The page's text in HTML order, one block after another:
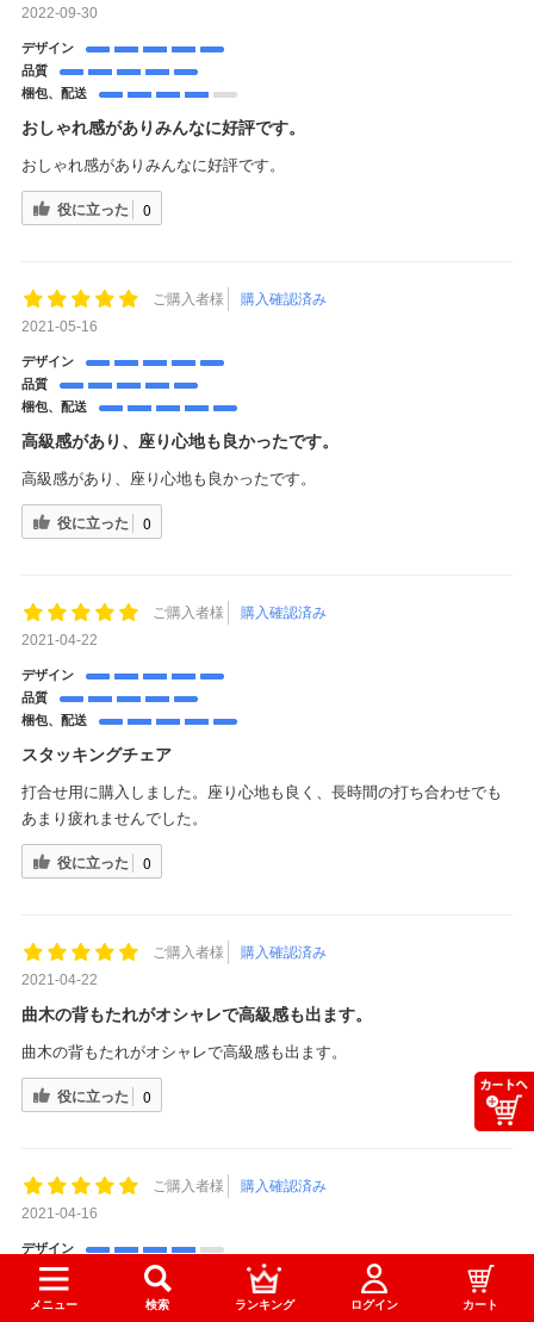
2022-09-30
デザイン
品質
梱包、配送
おしゃれ感がありみんなに好評です。
おしゃれ感がありみんなに好評です。
役に立った 0
ご購入者様
購入確認済み
2021-05-16
デザイン
品質
梱包、配送
高級感があり、座り心地も良かったです。
高級感があり、座り心地も良かったです。
役に立った 0
ご購入者様
購入確認済み
2021-04-22
デザイン
品質
梱包、配送
スタッキングチェア
打合せ用に購入しました。座り心地も良く、長時間の打ち合わせでも
あまり疲れませんでした。
役に立った 0
ご購入者様
購入確認済み
2021-04-22
曲木の背もたれがオシャレで高級感も出ます。
曲木の背もたれがオシャレで高級感も出ます。
役に立った 0
ご購入者様
購入確認済み
2021-04-16
デザイン
品質
梱包、配送
メニュー 検索 ランキング ログイン カート